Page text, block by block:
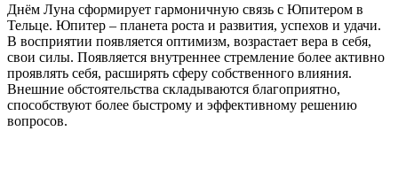
Днём Луна сформирует гармоничную связь с Юпитером в
Тельце. Юпитер – планета роста и развития, успехов и удачи.
В восприятии появляется оптимизм, возрастает вера в себя,
свои силы. Появляется внутреннее стремление более активно
проявлять себя, расширять сферу собственного влияния.
Внешние обстоятельства складываются благоприятно,
способствуют более быстрому и эффективному решению
вопросов.